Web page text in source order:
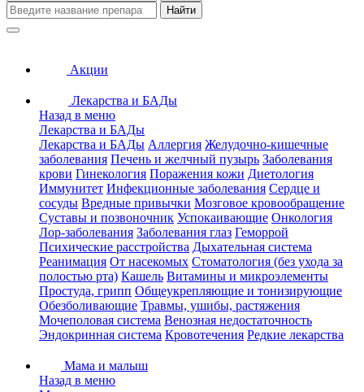
Найти
Акции
Лекарства и БАДы
Назад в меню
Лекарства и БАДы
Лекарства и БАДы Аллергия Желудочно-кишечные
заболевания Печень и желчный пузырь Заболевания
крови Гинекология Поражения кожи Диетология
Иммунитет Инфекционные заболевания Сердце и
сосуды Вредные привычки Мозговое кровообращение
Суставы и позвоночник Успокаивающие Онкология
Лор-заболевания Заболевания глаз Геморрой
Психические расстройства Дыхательная система
Реанимация От насекомых Стоматология (без ухода за
полостью рта) Кашель Витамины и микроэлементы
Простуда, грипп Общеукрепляющие и тонизирующие
Обезболивающие Травмы, ушибы, растяжения
Мочеполовая система Венозная недостаточность
Эндокринная система Кровотечения Редкие лекарства
Мама и малыш
Назад в меню